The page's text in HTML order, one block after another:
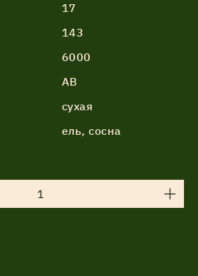
17
143
6000
АВ
сухая
ель, сосна